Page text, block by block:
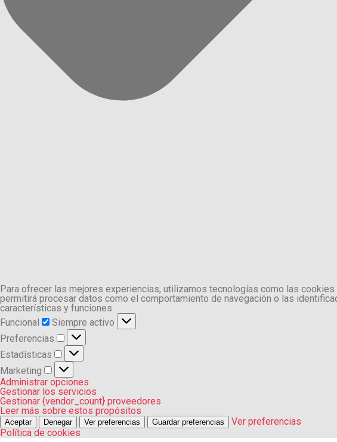
Para ofrecer las mejores experiencias, utilizamos tecnologías como las
permitirá procesar datos como el comportamiento de navegación o las
características y funciones.
Funcional
Funcional
Siempre activo
Preferencias
Preferencias
Estadísticas
Estadísticas
Marketing
Marketing
Administrar opciones
Gestionar los servicios
Gestionar {vendor_count} proveedores
Leer más sobre estos propósitos
Aceptar Denegar Ver preferencias Guardar preferencias
Ver preferencias
Política de cookies